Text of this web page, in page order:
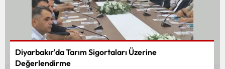
Artvin
Aydın
Balıkesir
Diyarbakır'da Tarım Sigortaları Üzerine
Değerlendirme